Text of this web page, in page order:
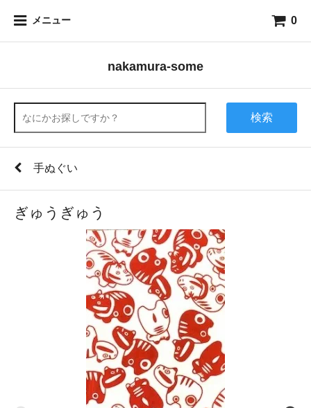
メニュー 0
nakamura-some
検索
手ぬぐい
ぎゅうぎゅう